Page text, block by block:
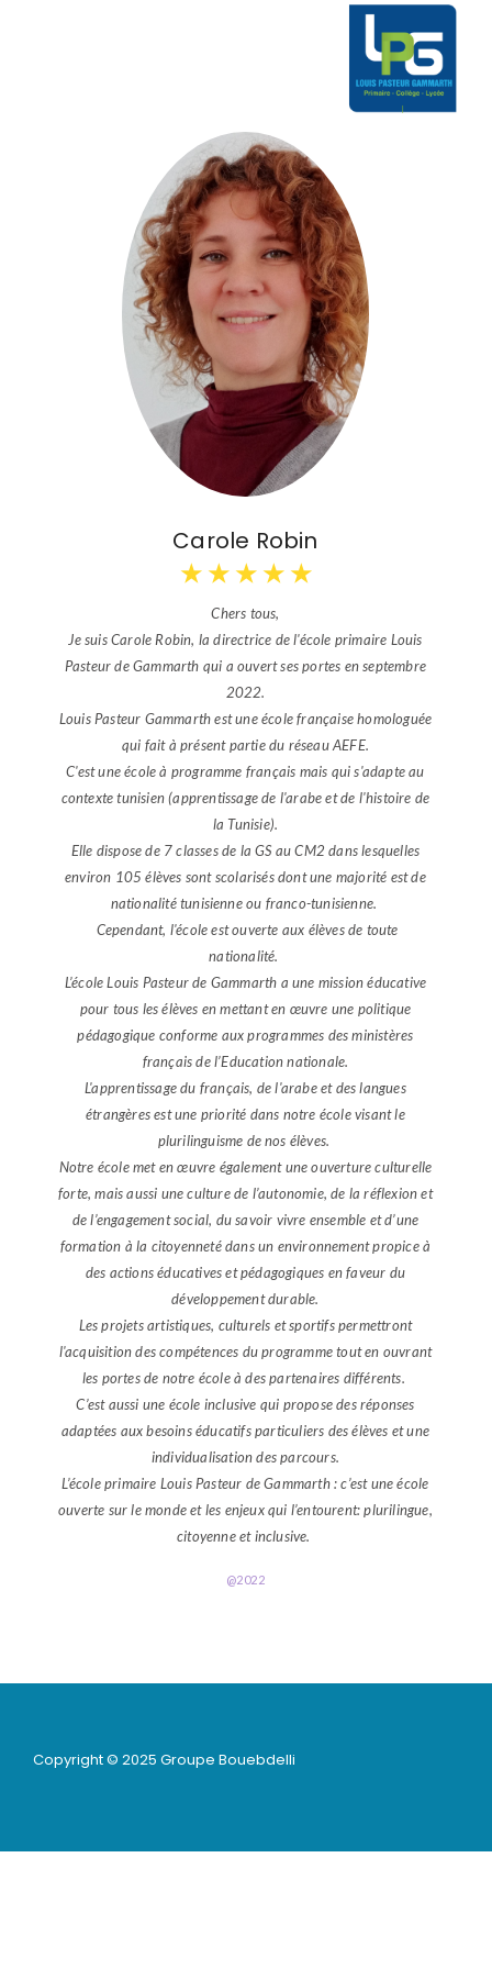
Carole Robin
★ ★ ★ ★ ★
Chers tous,
Je suis Carole Robin, la directrice de l'école primaire Louis
Pasteur de Gammarth qui a ouvert ses portes en septembre
2022.
Louis Pasteur Gammarth est une école française homologuée
qui fait à présent partie du réseau AEFE.
C'est une école à programme français mais qui s'adapte au
contexte tunisien (apprentissage de l'arabe et de l'histoire de
la Tunisie).
Elle dispose de 7 classes de la GS au CM2 dans lesquelles
environ 105 élèves sont scolarisés dont une majorité est de
nationalité tunisienne ou franco-tunisienne.
Cependant, l'école est ouverte aux élèves de toute
nationalité.
L’école Louis Pasteur de Gammarth a une mission éducative
pour tous les élèves en mettant en œuvre une politique
pédagogique conforme aux programmes des ministères
français de l’Education nationale.
L'apprentissage du français, de l'arabe et des langues
étrangères est une priorité dans notre école visant le
plurilinguisme de nos élèves.
Notre école met en œuvre également une ouverture culturelle
forte, mais aussi une culture de l’autonomie, de la réflexion et
de l’engagement social, du savoir vivre ensemble et d’une
formation à la citoyenneté dans un environnement propice à
des actions éducatives et pédagogiques en faveur du
développement durable.
Les projets artistiques, culturels et sportifs permettront
l'acquisition des compétences du programme tout en ouvrant
les portes de notre école à des partenaires différents.
C’est aussi une école inclusive qui propose des réponses
adaptées aux besoins éducatifs particuliers des élèves et une
individualisation des parcours.
L’école primaire Louis Pasteur de Gammarth : c’est une école
ouverte sur le monde et les enjeux qui l’entourent: plurilingue,
citoyenne et inclusive.
@2022
Copyright © 2025 Groupe Bouebdelli